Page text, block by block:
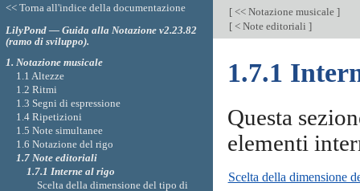
[<< Notazione musicale ]
[< Note editoriali ]
1.7.1
Questa
elementi
Scelta della dimensione
<< Torna all'indice della documentazione
LilyPond — Guida alla Notazione v2.23.82
(ramo di sviluppo).
1. Notazione musicale
1.1 Altezze
1.2 Ritmi
1.3 Segni di espressione
1.4 Ripetizioni
1.5 Note simultanee
1.6 Notazione del rigo
1.7 Note editoriali
1.7.1 Interne al rigo
Scelta della dimensione del tipo di